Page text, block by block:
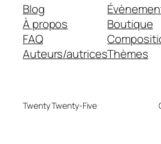
Blog
À propos
FAQ
Auteurs/autrices
Boutique
Thèmes
Twenty Twenty-Five